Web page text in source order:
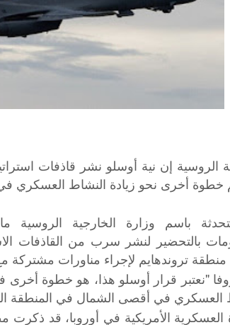
الروسية إن نية أوسلو نشر قاذفات
خطوة أخرى نحو زيادة النشاط العسكري
باسم وزارة الخارجية الروسية
بالتحضير لنشر سرب من القاذفات
منطقة تروندهايم لإجراء مناورات مشتركة
"نعتبر قرار أوسلو هذا، هو خطوة
العسكري في أقصى الشمال في المنطقة